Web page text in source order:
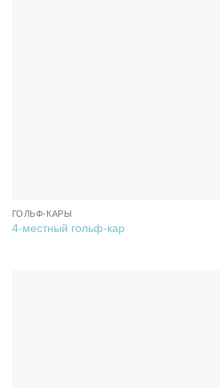
ГОЛЬФ-КАРЫ
4-местный гольф-кар